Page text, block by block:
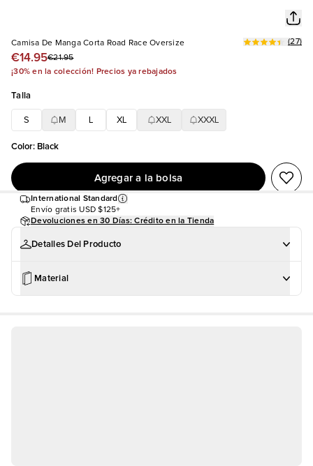
Camisa De Manga Corta Road Race Oversize
€14.95€21.95
(27)
¡30% en la colección! Precios ya rebajados
Talla
S M XL XXL XXXL
Color: Black
Agregar a la bolsa
International Standard
Envío gratis USD $125+
Devoluciones en 30 Días: Crédito en la Tienda
Detalles Del Producto
Material